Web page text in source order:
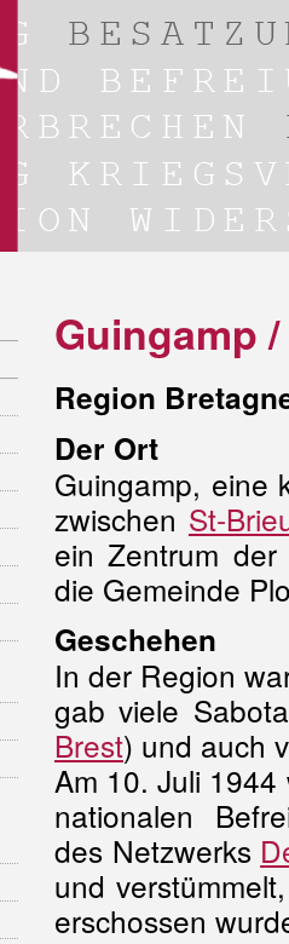
Guingamp
Region
Der Ort
Guingamp, eine
zwischen St-
ein Zentrum der
die Gemeinde
Geschehen
In der Region
gab viele
Brest) und auch
Am 10. Juli
nationalen
des Netzwerks
und
erschossen